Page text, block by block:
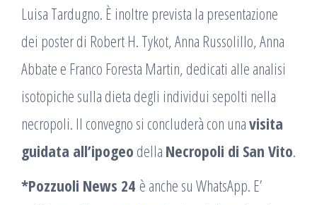
Luisa Tardugno. È inoltre prevista la presentazione
dei poster di Robert H. Tykot, Anna Russolillo, Anna
Abbate e Franco Foresta Martin, dedicati alle analisi
isotopiche sulla dieta degli individui sepolti nella
necropoli. Il convegno si concluderà con unavisita
guidata all’ipogeo della Necropoli di San Vito.
*Pozzuoli News 24 è anche su WhatsApp. E’